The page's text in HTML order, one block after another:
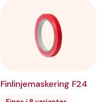
Finlinjemaskering F24